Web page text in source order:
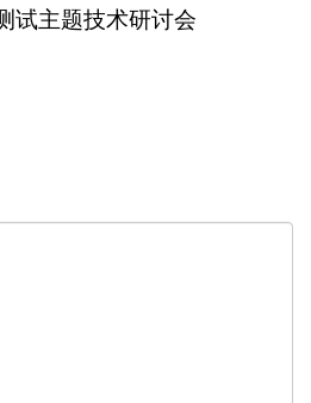
试主题技术研讨会